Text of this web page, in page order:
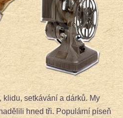
klidu, setkávání a dárků. My
hned tři. Populární píseň